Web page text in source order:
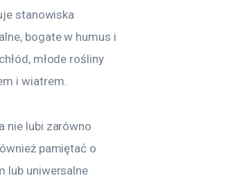
stanowiska
bogate w humus i
młode rośliny
i wiatrem.
nie lubi zarówno
pamiętać o
lub uniwersalne